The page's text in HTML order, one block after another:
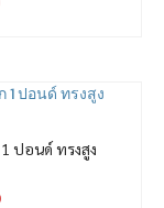
ปอนด์ ทรงสูง